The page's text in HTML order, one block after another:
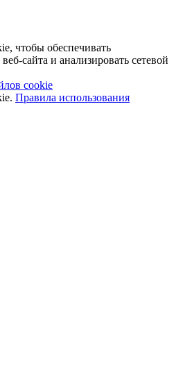
чтобы обеспечивать
сайта и анализировать сетевой
cookie
Правила использования